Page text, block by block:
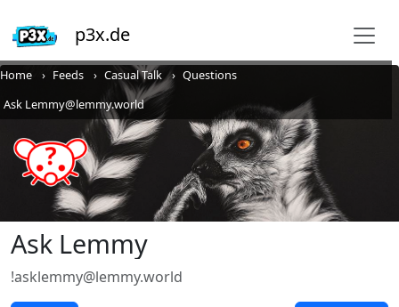
p3x.de
Home Feeds Casual Talk
Questions
Ask Lemmy@lemmy.world
Ask Lemmy
!asklemmy@lemmy.world